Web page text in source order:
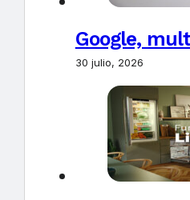
Google,
30 julio, 2026